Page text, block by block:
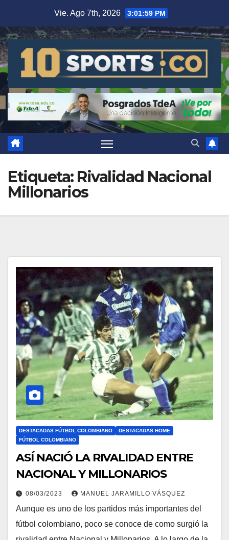
Vie. Ago 7th, 2026 3:02:00 PM
Etiqueta: Rivalidad Nacional
Millonarios
DESTACADAS FÚTBOL COLOMBIANO
DESTACADAS HOME
FÚTBOL COLOMBIANO
ASÍ NACIÓ LA RIVALIDAD ENTRE
NACIONAL Y MILLONARIOS
08/03/2023 MANUEL JARAMILLO VÁSQUEZ
Aunque es uno de los partidos más importantes del
fútbol colombiano, poco se conoce de como surgió la